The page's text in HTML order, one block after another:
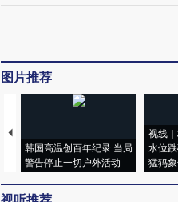
图片推荐
韩国高温创百年纪录 当局
警告停止一切户外活动
视线
水位
猛犸